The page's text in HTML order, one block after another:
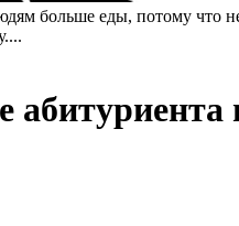
больше еды, потому